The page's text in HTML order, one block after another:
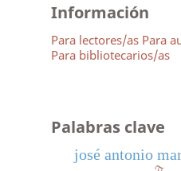
Información
Para lectores/as Para
Para bibliotecarios/as
Palabras clave
josé antonio